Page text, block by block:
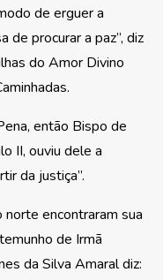
de erguer a
de procurar a paz”, diz
do Amor Divino
então Bispo de
II, ouviu dele a
da justiça”.
encontraram sua
de Irmã
da Silva Amaral diz: